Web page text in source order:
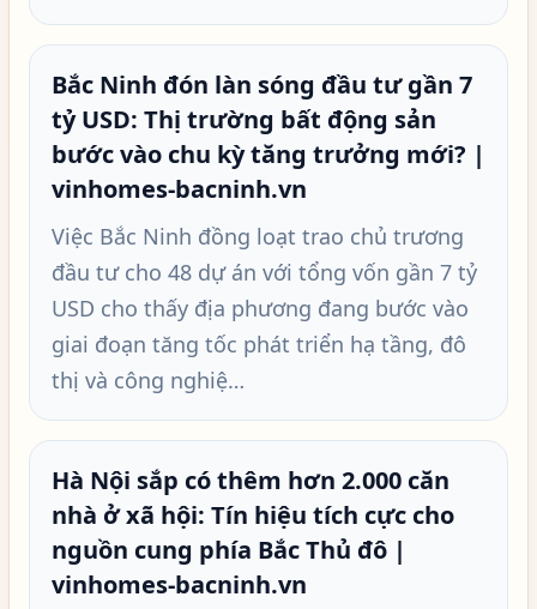
Bắc Ninh đón làn sóng đầu tư gần 7
tỷ USD: Thị trường bất động sản
bước vào chu kỳ tăng trưởng mới? |
vinhomes-bacninh.vn
Việc Bắc Ninh đồng loạt trao chủ trương
đầu tư cho 48 dự án với tổng vốn gần 7 tỷ
USD cho thấy địa phương đang bước vào
giai đoạn tăng tốc phát triển hạ tầng, đô
thị và công nghiệ…
Hà Nội sắp có thêm hơn 2.000 căn
nhà ở xã hội: Tín hiệu tích cực cho
nguồn cung phía Bắc Thủ đô |
vinhomes-bacninh.vn